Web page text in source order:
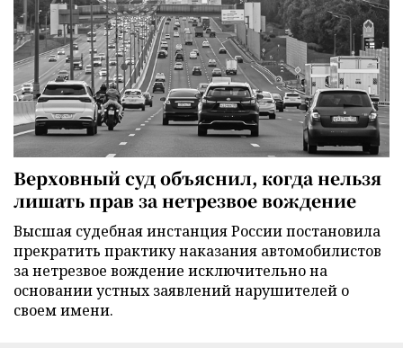
Верховный суд объяснил, когда нельзя
лишать прав за нетрезвое вождение
Высшая судебная инстанция России постановила
прекратить практику наказания автомобилистов
за нетрезвое вождение исключительно на
основании устных заявлений нарушителей о
своем имени.